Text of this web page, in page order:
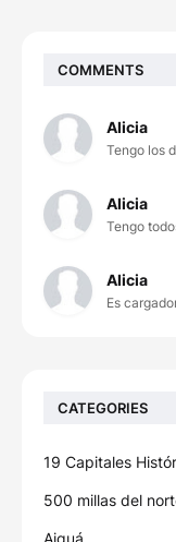
COMMENTS
Alicia
Tengo los
Alicia
Tengo
Alicia
Es
CATEGORIES
19 Capitales
500 millas del